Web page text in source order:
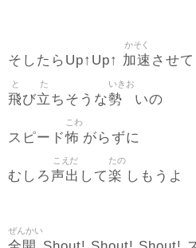
そしたらUp↑Up↑ 加速
かそく
させて
飛
と
び立
た
ちそうな勢
いきお
いの
スピード怖
こわ
がらずに
むしろ声出
こえだ
して 楽
たの
しもうよ
ぜんかい